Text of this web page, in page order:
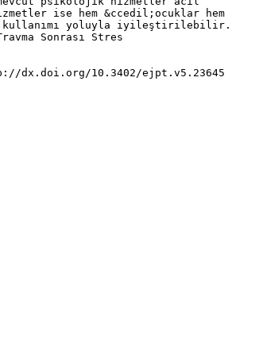
ise hem &ccedil;ocuklar hem
kullanımı yoluyla iyileştirilebilir.
Sonrası Stres